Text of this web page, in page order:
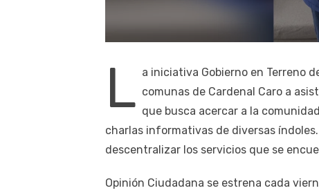
L a iniciativa Gobierno en Terreno
comunas de Cardenal Caro a
que busca acercar a la
charlas informativas de diversas
descentralizar los servicios que se
Opinión Ciudadana se estrena cada